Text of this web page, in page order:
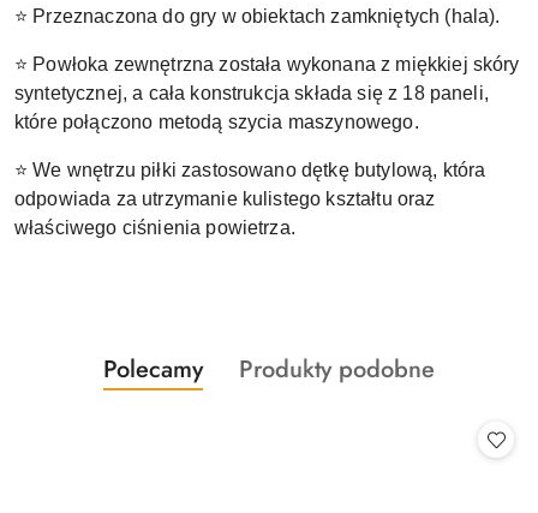
⭐ Przeznaczona do gry w obiektach zamkniętych (hala).
⭐ Powłoka zewnętrzna została wykonana z miękkiej skóry
syntetycznej, a cała konstrukcja składa się z 18 paneli,
które połączono metodą szycia maszynowego.
⭐ We wnętrzu piłki zastosowano dętkę butylową, która
odpowiada za utrzymanie kulistego kształtu oraz
właściwego ciśnienia powietrza.
Pomiń karuzelę produktów
Produkty
o
Polecamy
Produkty
Produkty podobne